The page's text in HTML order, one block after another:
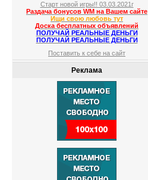
Старт новой игры!! 03.03.2021г
Раздача бонусов WM на Вашем сайте
Ищи свою любовь тут
Доска бесплатных объявлений
ПОЛУЧАЙ РЕАЛЬНЫЕ ДЕНЬГИ
ПОЛУЧАЙ РЕАЛЬНЫЕ ДЕНЬГИ
Поставить к себе на сайт
Реклама